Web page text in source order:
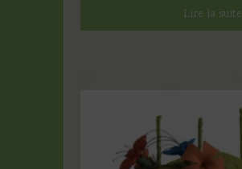
Lire la suite